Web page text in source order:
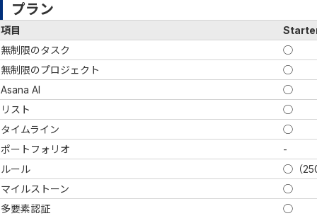
プラン
項目
無制限のタスク
◯
無制限のプロジェクト
◯
Asana AI
◯
リスト
◯
タイムライン
◯
ポートフォリオ
-
ルール
◯（
マイルストーン
◯
多要素認証
◯